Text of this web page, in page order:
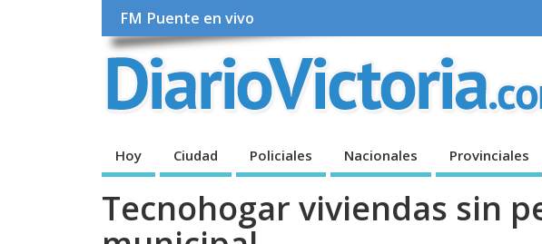
FM Puente en vivo
Hoy Ciudad Policiales Nacionales Provinciales
Tecnohogar viviendas sin